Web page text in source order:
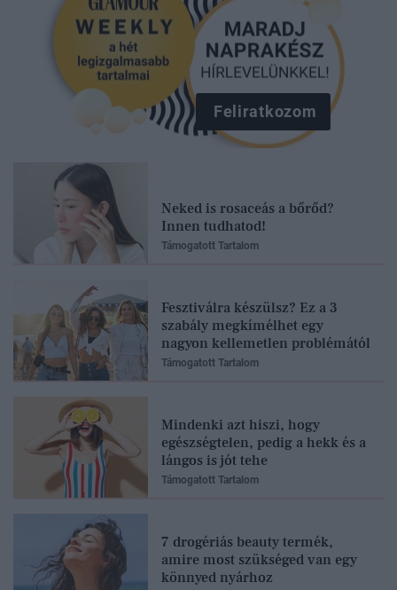
Feliratkozom
Neked is rosaceás a bőrőd?
Innen tudhatod!
Támogatott Tartalom
Fesztiválra készülsz? Ez a 3
szabály megkímélhet egy
nagyon kellemetlen problémától
Támogatott Tartalom
Mindenki azt hiszi, hogy
egészségtelen, pedig a hekk és a
lángos is jót tehe
Támogatott Tartalom
7 drogériás beauty termék,
amire most szükséged van egy
könnyed nyárhoz